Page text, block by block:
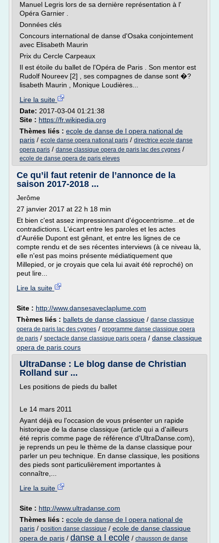
Manuel Legris lors de sa dernière représentation à l'
Opéra Garnier .
Données clés
Concours international de danse d'Osaka conjointement
avec Elisabeth Maurin
Prix du Cercle Carpeaux
Il est étoile du ballet de l'Opéra de Paris . Son mentor est
Rudolf Noureev [2] , ses compagnes de danse sont �?
lisabeth Maurin , Monique Loudières...
Lire la suite
Date: 2017-03-04 01:21:38
Site : https://fr.wikipedia.org
Thèmes liés : ecole de danse de l opera national de
paris / ecole danse opera national paris / directrice ecole danse
opera paris / danse classique opera de paris lac des cygnes /
ecole de danse opera de paris eleves
Ce qu’il faut retenir de l’annonce de la
saison 2017-2018 ...
Jerôme
27 janvier 2017 at 22 h 18 min
Et bien c'est assez impressionnant d'égocentrisme...et de
contradictions. L'écart entre les paroles et les actes
d'Aurélie Dupont est gênant, et entre les lignes de ce
compte rendu et de ses récentes interviews (à ce niveau là,
elle n'est pas moins présente médiatiquement que
Millepied, or je croyais que cela lui avait été reproché) on
peut lire...
Lire la suite
Site : http://www.dansesaveclaplume.com
Thèmes liés : ballets de danse classique / danse classique
opera de paris lac des cygnes / programme danse classique opera
de paris / spectacle danse classique paris opera / danse classique
opera de paris cours
UltraDanse : Le blog danse de Christian
Rolland sur ...
Les positions de pieds du ballet
Le 14 mars 2011
Ayant déjà eu l'occasion de vous présenter un rapide
historique de la danse classique (article qui a d'ailleurs
été repris comme page de référence d'UltraDanse.com),
je reprends un peu le thème de la danse classique pour
parler un peu technique. En danse classique, les positions
des pieds sont particulièrement importantes à
connaître,...
Lire la suite
Site : http://www.ultradanse.com
Thèmes liés : ecole de danse de l opera national de
paris / position danse classique / ecole de danse classique
opera de paris / danse a l ecole / chausson de danse